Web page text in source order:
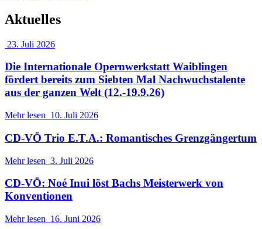
Aktuelles
23. Juli 2026
Die Internationale Opernwerkstatt Waiblingen
fördert bereits zum Siebten Mal Nachwuchstalente
aus der ganzen Welt (12.-19.9.26)
Mehr lesen 10. Juli 2026
CD-VÖ Trio E.T.A.: Romantisches Grenzgängertum
Mehr lesen 3. Juli 2026
CD-VÖ: Noé Inui löst Bachs Meisterwerk von
Konventionen
Mehr lesen 16. Juni 2026